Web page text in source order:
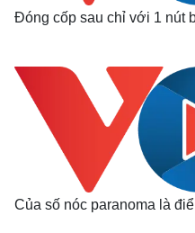
Đóng cốp sau chỉ với 1 nút
Của số nóc paranoma là